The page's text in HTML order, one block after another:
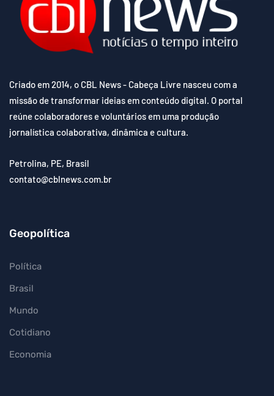
Criado em 2014, o CBL News - Cabeça Livre nasceu com a
missão de transformar ideias em conteúdo digital. O portal
reúne colaboradores e voluntários em uma produção
jornalística colaborativa, dinâmica e cultura.
Petrolina, PE, Brasil
contato@cblnews.com.br
Geopolítica
Política
Brasil
Mundo
Cotidiano
Economia